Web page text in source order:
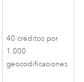
40 créditos por
1.000
geocodificaciones